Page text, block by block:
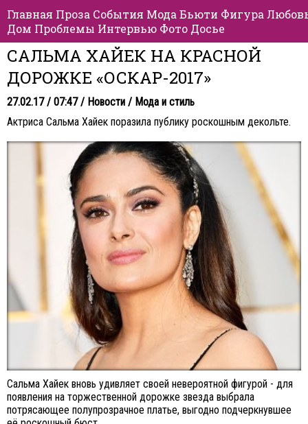
Главная Проза События Мода Бьюти Фигура
Дом Проблемы Интервью Фото Досье
САЛЬМА ХАЙЕК НА КРАСНОЙ
ДОРОЖКЕ «ОСКАР-2017»
27.02.17 / 07:47 / Новости / Мода и стиль
Актриса Сальма Хайек поразила публику роскошным декольте.
Сальма Хайек вновь удивляет своей невероятной фигурой - для
появления на торжественной дорожке звезда выбрала
потрясающее полупрозрачное платье, выгодно подчеркнувшее